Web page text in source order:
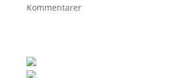
Kommentarer